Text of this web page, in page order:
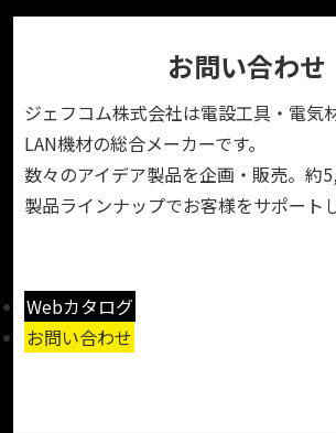
お問い合わせ
ジェフコム株式会社は電設工具・電気
LAN機材の総合メーカーです。
数々のアイデア製品を企画・販売。約
製品ラインナップでお客様をサポート
Webカタログ
お問い合わせ